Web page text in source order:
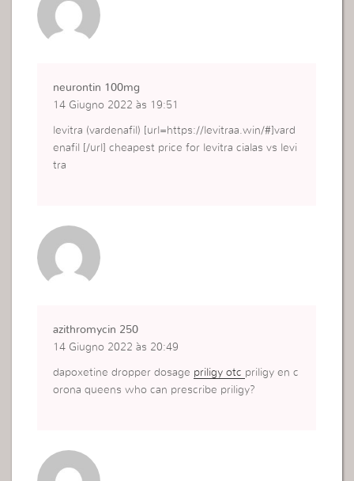
neurontin 100mg
14 Giugno 2022 às 19:51
levitra (vardenafil) [url=https://levitraa.win/#]vard
enafil [/url] cheapest price for levitra cialas vs levi
tra
azithromycin 250
14 Giugno 2022 às 20:49
dapoxetine dropper dosage priligy otc priligy en c
orona queens who can prescribe priligy?